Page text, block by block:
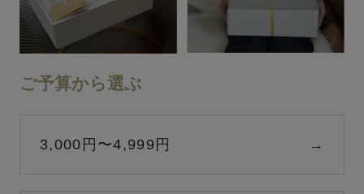
ご予算から選ぶ
3,000円〜4,999円 →